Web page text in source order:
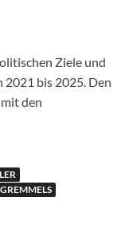
Ziele und
bis 2025. Den
den